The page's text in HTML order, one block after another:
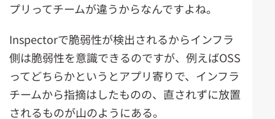
プリってチームが違うからなんですよね。
Inspectorで脆弱性が検出されるからインフラ
側は脆弱性を意識できるのですが、例えばOSS
ってどちらかというとアプリ寄りで、インフラ
チームから指摘はしたものの、直されずに放置
されるものが山のようにある。